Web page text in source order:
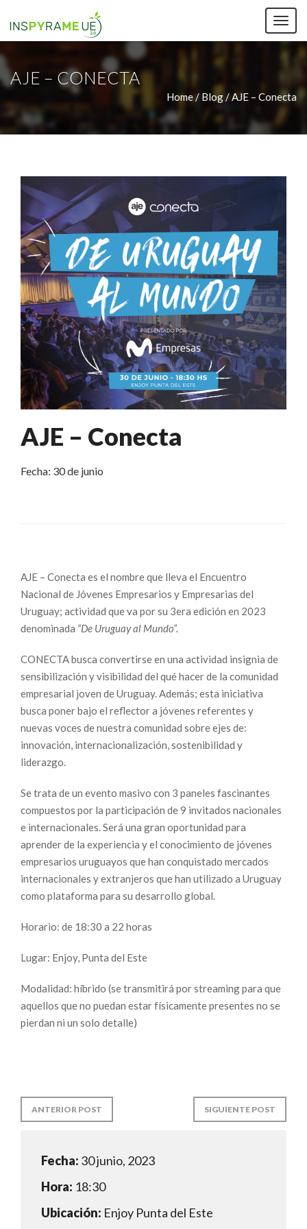
AJE – CONECTA
Home / Blog / AJE – Conecta
AJE – Conecta
Fecha: 30 de junio
AJE – Conecta es el nombre que lleva el Encuentro
Nacional de Jóvenes Empresarios y Empresarias del
Uruguay; actividad que va por su 3era edición en 2023
denominada “De Uruguay al Mundo”.
CONECTA busca convertirse en una actividad insignia de
sensibilización y visibilidad del qué hacer de la comunidad
empresarial joven de Uruguay. Además; esta iniciativa
busca poner bajo el reflector a jóvenes referentes y
nuevas voces de nuestra comunidad sobre ejes de:
innovación, internacionalización, sostenibilidad y
liderazgo.
Se trata de un evento masivo con 3 paneles fascinantes
compuestos por la participación de 9 invitados nacionales
e internacionales. Será una gran oportunidad para
aprender de la experiencia y el conocimiento de jóvenes
empresarios uruguayos que han conquistado mercados
internacionales y extranjeros que han utilizado a Uruguay
como plataforma para su desarrollo global.
Horario: de 18:30 a 22 horas
Lugar: Enjoy, Punta del Este
Modalidad: híbrido (se transmitirá por streaming para que
aquellos que no puedan estar físicamente presentes no se
pierdan ni un solo detalle)
ANTERIOR POST SIGUIENTE POST
Fecha: 30 junio, 2023
Hora: 18:30
Ubicación: Enjoy Punta del Este